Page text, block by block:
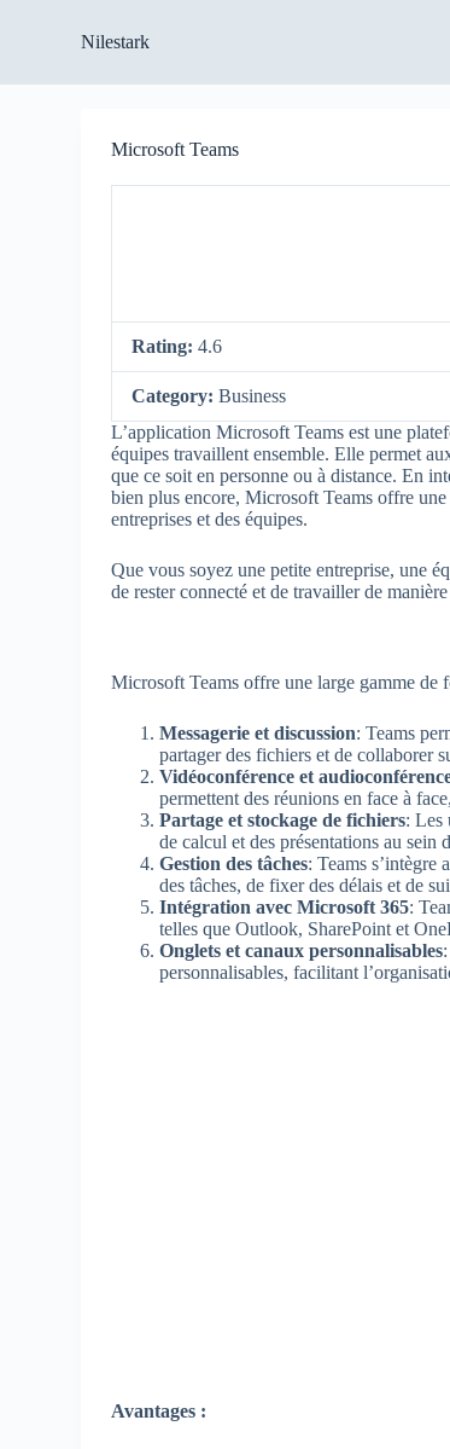
p
Nilestark
Microsoft Teams
Rating:4.6
Category:Business
L’application Microsoft Teams est une
équipes travaillent ensemble. Elle permet
que ce soit en personne ou à distance. En
bien plus encore, Microsoft Teams offre
entreprises et des équipes.
Que vous soyez une petite entreprise, une
de rester connecté et de travailler de
Microsoft Teams offre une large gamme
Messagerie et discussion: Teams
partager des fichiers et de collaborer
Vidéoconférence et
permettent des réunions en face à
Partage et stockage de fichiers: Les
de calcul et des présentations au
Gestion des tâches: Teams s’intègre
des tâches, de fixer des délais et de
Intégration avec Microsoft 365:
telles que Outlook, SharePoint et
Onglets et canaux personnalisables
personnalisables, facilitant
Avantages :